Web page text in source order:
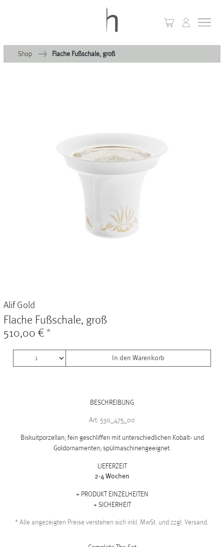
Shop Flache Fußschale, groß
Alif Gold
Flache Fußschale, groß
510,00 € *
In den Warenkorb
BESCHREIBUNG
Art. 530_475_00
Biskuitporzellan; fein geschliffen mit unterschiedlichen Kobalt- und
Goldornamenten; spülmaschinengeeignet.
LIEFERZEIT
2-4 Wochen
PRODUKT EINZELHEITEN
SICHERHEIT
* Alle angezeigten Preise verstehen sich inkl. MwSt. und zzgl. Versand.